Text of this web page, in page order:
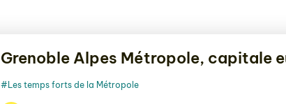
Grenoble Alpes Métropole, capitale
#Les temps forts de la Métropole